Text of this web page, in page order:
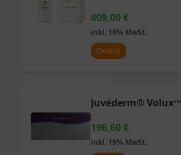
409,00€
inkl. 19% MwSt.
Details
Juvéderm® Volux™
196,60€
inkl. 19% MwSt.